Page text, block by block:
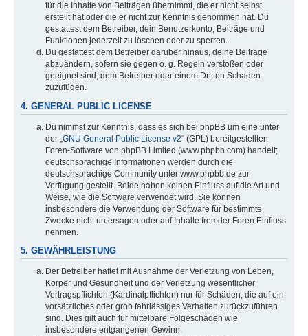
für die Inhalte von Beiträgen übernimmt, die er nicht selbst
erstellt hat oder die er nicht zur Kenntnis genommen hat. Du
gestattest dem Betreiber, dein Benutzerkonto, Beiträge und
Funktionen jederzeit zu löschen oder zu sperren.
Du gestattest dem Betreiber darüber hinaus, deine Beiträge
abzuändern, sofern sie gegen o. g. Regeln verstoßen oder
geeignet sind, dem Betreiber oder einem Dritten Schaden
zuzufügen.
4. GENERAL PUBLIC LICENSE
Du nimmst zur Kenntnis, dass es sich bei phpBB um eine unter
der „ GNU General Public License v2“ (GPL) bereitgestellten
Foren-Software von phpBB Limited (www.phpbb.com) handelt;
deutschsprachige Informationen werden durch die
deutschsprachige Community unter www.phpbb.de zur
Verfügung gestellt. Beide haben keinen Einfluss auf die Art und
Weise, wie die Software verwendet wird. Sie können
insbesondere die Verwendung der Software für bestimmte
Zwecke nicht untersagen oder auf Inhalte fremder Foren Einfluss
nehmen.
5. GEWÄHRLEISTUNG
Der Betreiber haftet mit Ausnahme der Verletzung von Leben,
Körper und Gesundheit und der Verletzung wesentlicher
Vertragspflichten (Kardinalpflichten) nur für Schäden, die auf ein
vorsätzliches oder grob fahrlässiges Verhalten zurückzuführen
sind. Dies gilt auch für mittelbare Folgeschäden wie
insbesondere entgangenen Gewinn.